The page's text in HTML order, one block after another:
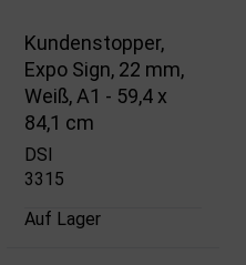
Kundenstopper,
Expo Sign, 22 mm,
Weiß, A1 - 59,4 x
84,1 cm
DSI
3315
Auf Lager